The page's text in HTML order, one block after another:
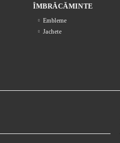
ÎMBRĂCĂMINTE
Embleme
Jachete